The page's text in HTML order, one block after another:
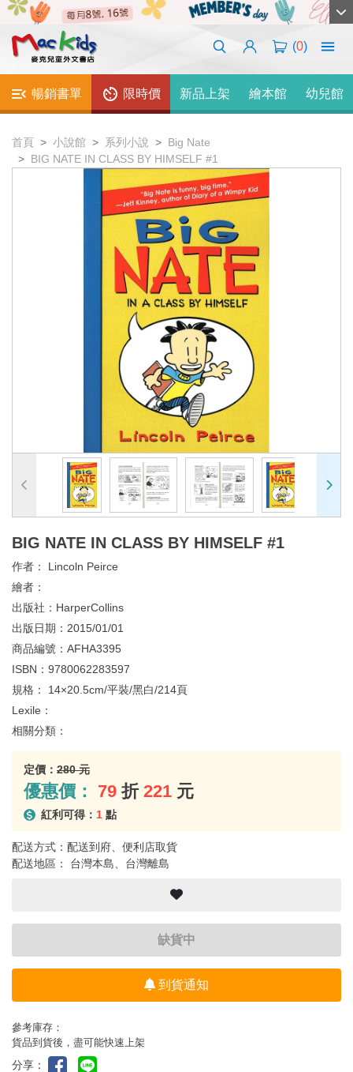
(0)
暢銷書單 限時價 新品上架 繪本館 幼兒館
首頁 小說館 系列小說
Big Nate
BIG NATE IN CLASS BY HIMSELF #1
BIG NATE IN CLASS BY HIMSELF #1
作者： Lincoln Peirce
繪者：
出版社： HarperCollins
出版日期： 2015/01/01
商品編號： AFHA3395
ISBN： 9780062283597
規格： 14×20.5cm/平裝/黑白/214頁
Lexile：
相關分類：
定價： 280 元
優惠價： 79 折 221 元
紅利可得： 1 點
配送方式：配送到府、便利店取貨
配送地區： 台灣本島、台灣離島
缺貨中
到貨通知
參考庫存：
貨品到貨後，盡可能快速上架
分享：